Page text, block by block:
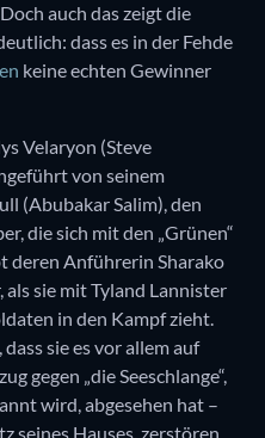
auch das zeigt die
dass es in der Fehde
keine echten Gewinner
Velaryon (Steve
von seinem
(Abubakar Salim), den
die sich mit den „Grünen“
deren Anführerin Sharako
sie mit Tyland Lannister
in den Kampf zieht.
sie es vor allem auf
gegen „die Seeschlange“,
wird, abgesehen hat –
seines Hauses, zerstören